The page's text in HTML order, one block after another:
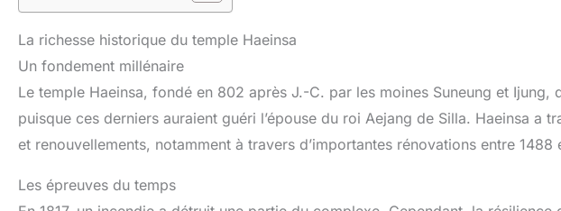
La richesse historique du temple Haeinsa
Un fondement millénaire
Le temple Haeinsa, fondé en 802 après J.-C. par les moines Suneung et Ijung,
puisque ces derniers auraient guéri l’épouse du roi Aejang de Silla. Haeinsa a
et renouvellements, notamment à travers d’importantes rénovations entre 1488
Les épreuves du temps